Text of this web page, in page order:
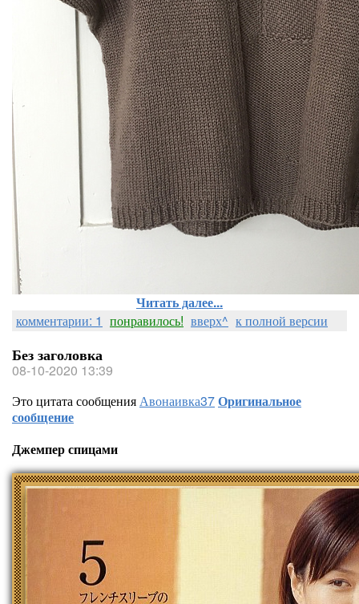
Читать далее...
комментарии: 1 понравилось! вверх^ к полной версии
Без заголовка
08-10-2020 13:39
Это цитата сообщенияАвонаивка37Оригинальное
сообщение
Джемпер спицами